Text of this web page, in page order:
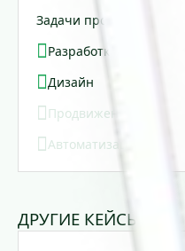
Задачи проекта:
Разработка
Дизайн
Продвижение
Автоматизация
ДРУГИЕ КЕЙСЫ